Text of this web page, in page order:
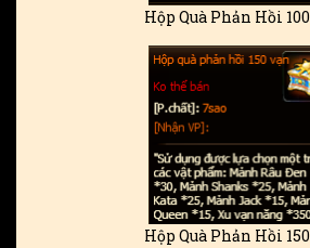
Hộp Quà Phản Hồi
Hộp Quà Phản Hồi